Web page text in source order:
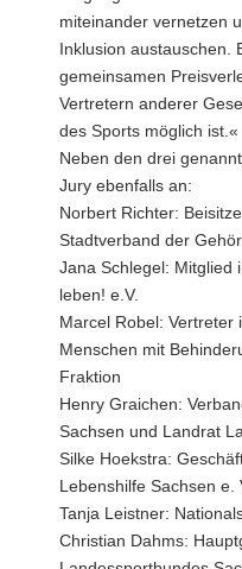
miteinander vernetzen
Inklusion austauschen.
gemeinsamen
Vertretern anderer
des Sports möglich ist.«
Neben den drei
Jury ebenfalls an:
Norbert Richter:
Stadtverband der
Jana Schlegel: Mitglied
leben! e.V.
Marcel Robel: Vertreter
Menschen mit
Fraktion
Henry Graichen:
Sachsen und Landrat
Silke Hoekstra:
Lebenshilfe Sachsen e.
Tanja Leistner:
Christian Dahms: